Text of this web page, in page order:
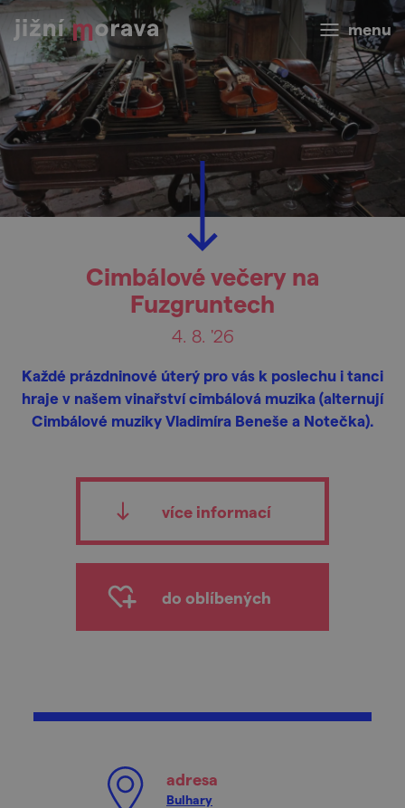
menu
Cimbálové večery na
Fuzgruntech
4. 8. '26
Každé prázdninové úterý pro vás k poslechu i tanci
hraje v našem vinařství cimbálová muzika (alternují
Cimbálové muziky Vladimíra Beneše a Notečka).
více informací
do oblíbených
adresa
Bulhary